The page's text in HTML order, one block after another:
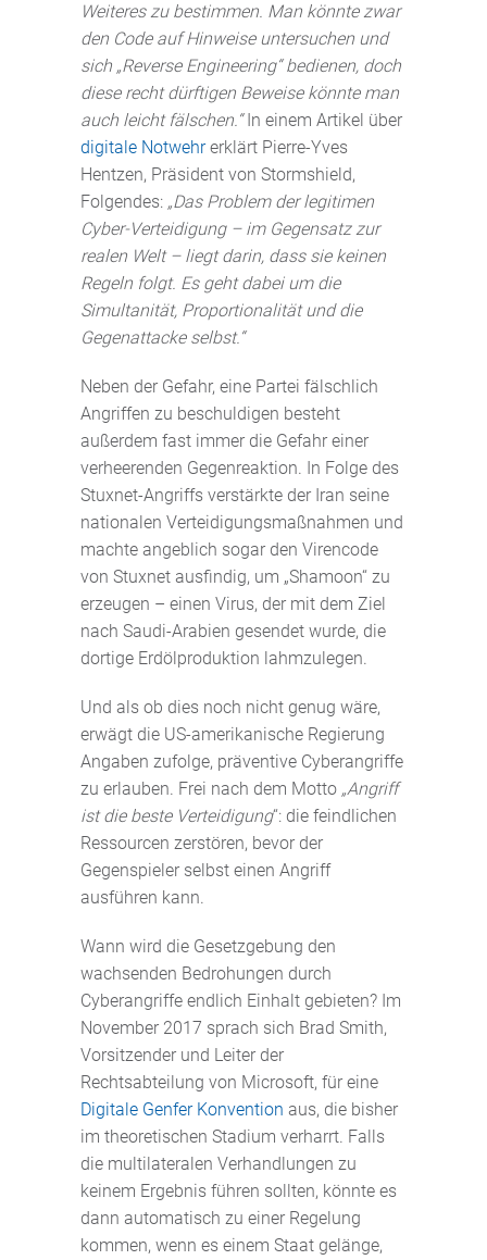
Weiteres zu bestimmen. Man könnte zwar
den Code auf Hinweise untersuchen und
sich „Reverse Engineering“ bedienen, doch
diese recht dürftigen Beweise könnte man
auch leicht fälschen.“In einem Artikel über
digitale Notwehrerklärt Pierre-Yves
Hentzen, Präsident von Stormshield,
Folgendes: „Das Problem der legitimen
Cyber-Verteidigung – im Gegensatz zur
realen Welt – liegt darin, dass sie keinen
Regeln folgt. Es geht dabei um die
Simultanität, Proportionalität und die
Gegenattacke selbst.“
Neben der Gefahr, eine Partei fälschlich
Angriffen zu beschuldigen besteht
außerdem fast immer die Gefahr einer
verheerenden Gegenreaktion. In Folge des
Stuxnet-Angriffs verstärkte der Iran seine
nationalen Verteidigungsmaßnahmen und
machte angeblich sogar den Virencode
von Stuxnet ausfindig, um „Shamoon“ zu
erzeugen – einen Virus, der mit dem Ziel
nach Saudi-Arabien gesendet wurde, die
dortige Erdölproduktion lahmzulegen.
Und als ob dies noch nicht genug wäre,
erwägt die US-amerikanische Regierung
Angaben zufolge, präventive Cyberangriffe
zu erlauben. Frei nach dem Motto „Angriff
ist die beste Verteidigung“: die feindlichen
Ressourcen zerstören, bevor der
Gegenspieler selbst einen Angriff
ausführen kann.
Wann wird die Gesetzgebung den
wachsenden Bedrohungen durch
Cyberangriffe endlich Einhalt gebieten? Im
November 2017 sprach sich Brad Smith,
Vorsitzender und Leiter der
Rechtsabteilung von Microsoft, für eine
Digitale Genfer Konvention aus, die bisher
im theoretischen Stadium verharrt. Falls
die multilateralen Verhandlungen zu
keinem Ergebnis führen sollten, könnte es
dann automatisch zu einer Regelung
kommen, wenn es einem Staat gelänge,